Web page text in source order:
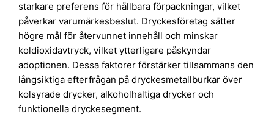
starkare preferens för hållbara förpackningar, vilket
påverkar varumärkesbeslut. Dryckesföretag sätter
högre mål för återvunnet innehåll och minskar
koldioxidavtryck, vilket ytterligare påskyndar
adoptionen. Dessa faktorer förstärker tillsammans den
långsiktiga efterfrågan på dryckesmetallburkar över
kolsyrade drycker, alkoholhaltiga drycker och
funktionella dryckesegment.